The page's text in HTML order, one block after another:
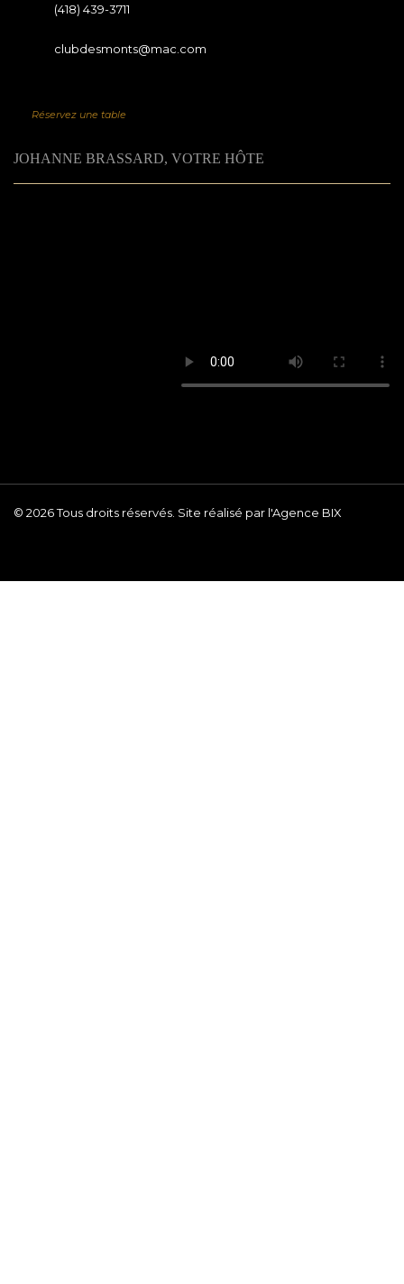
(418) 439-3711
clubdesmonts@mac.com
Réservez une table
JOHANNE BRASSARD, VOTRE HÔTE
© 2026 Tous droits réservés. Site réalisé par l'Agence BIX